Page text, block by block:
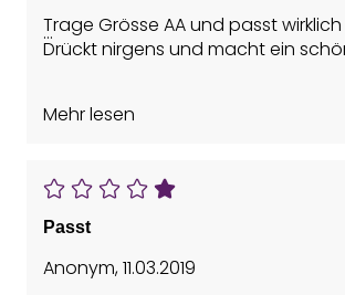
Trage Grösse AA und passt
Drückt nirgens und macht ein
Schön
Mehr lesen
Passt
Anonym,11.03.2019